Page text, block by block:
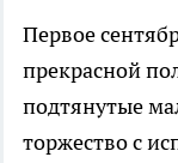
Первое
прекрасной
подтянутые
торжество с